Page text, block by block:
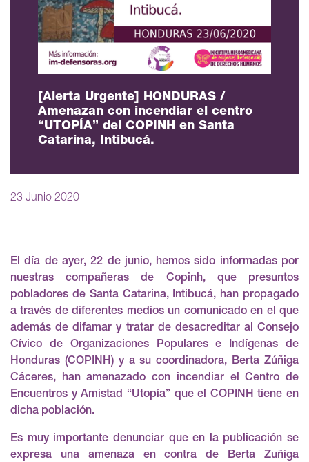
[Alerta Urgente] HONDURAS /
Amenazan con incendiar el centro
“UTOPÍA” del COPINH en Santa
Catarina, Intibucá.
23 Junio 2020
El día de ayer, 22 de junio, hemos sido informadas por
nuestras compañeras de Copinh, que presuntos
pobladores de Santa Catarina, Intibucá, han propagado
a través de diferentes medios un comunicado en el que
además de difamar y tratar de desacreditar al Consejo
Cívico de Organizaciones Populares e Indígenas de
Honduras (COPINH) y a su coordinadora, Berta Zúñiga
Cáceres, han amenazado con incendiar el Centro de
Encuentros y Amistad “Utopía” que el COPINH tiene en
dicha población.
Es muy importante denunciar que en la publicación se
expresa una amenaza en contra de Berta Zuñiga